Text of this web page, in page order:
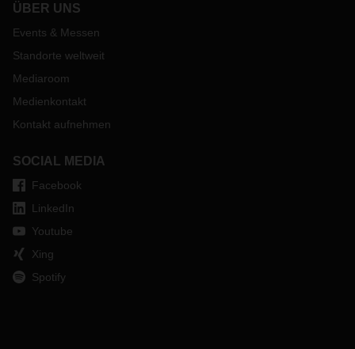
ÜBER UNS
Events & Messen
Standorte weltweit
Mediaroom
Medienkontakt
Kontakt aufnehmen
SOCIAL MEDIA
Facebook
LinkedIn
Youtube
Xing
Spotify